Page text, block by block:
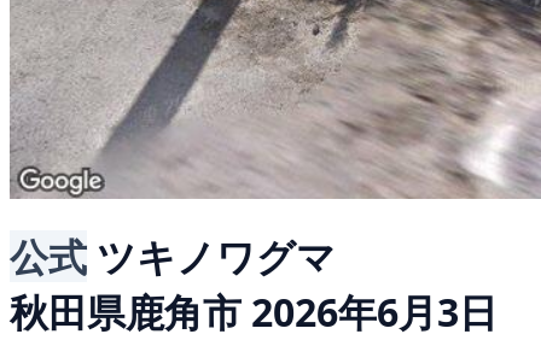
公式 ツキノワグマ
秋田県鹿角市 2026年6月3日